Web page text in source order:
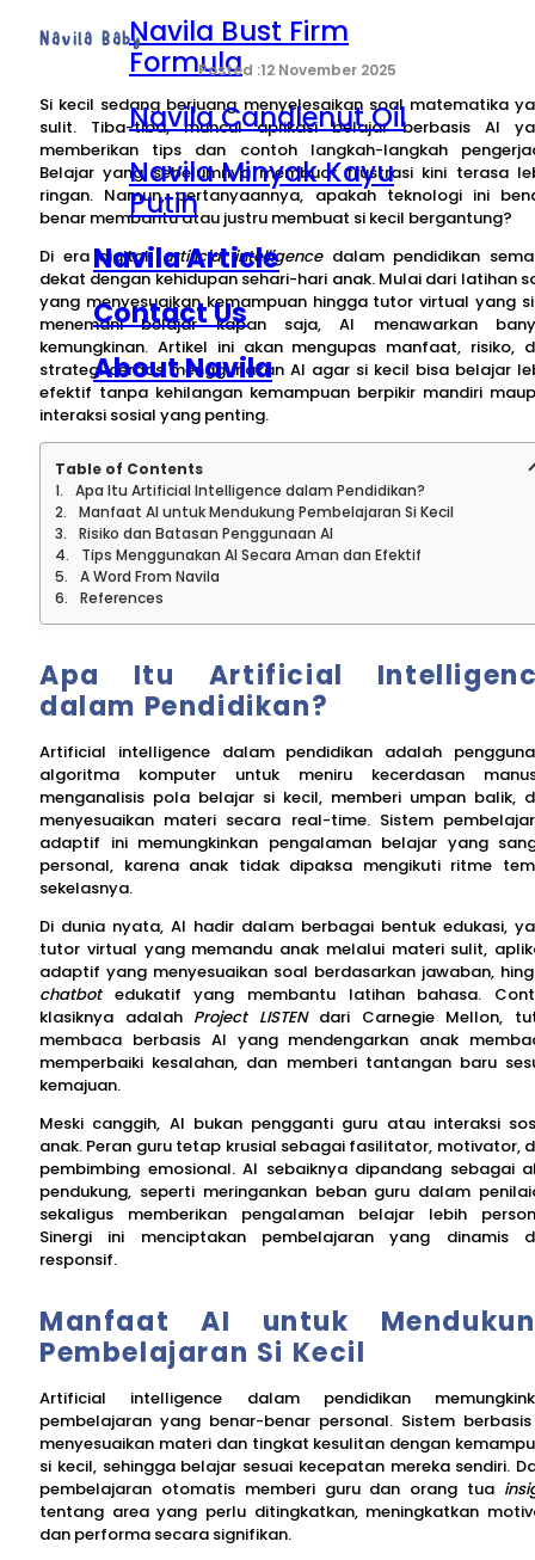
Navila Bust Firm
Formula
Navila Candlenut Oil
Navila Minyak Kayu
Putih
Navila Article
Contact Us
About Navila
Navila Baby
12 November 2025
Si kecil sedang berjuang menyelesaikan soal matematika
sulit. Tiba-tiba, muncul aplikasi belajar berbasis AI
memberikan tips dan contoh langkah-langkah
Belajar yang sebelumnya membuat frustrasi kini terasa
ringan. Namun, pertanyaannya, apakah teknologi ini
benar membantu atau justru membuat si kecil bergantung?
Di era digital, artificial intelligencedalam pendidikan
dekat dengan kehidupan sehari-hari anak. Mulai dari latihan
yang menyesuaikan kemampuan hingga tutor virtual yang
menemani belajar kapan saja, AI menawarkan
kemungkinan. Artikel ini akan mengupas manfaat, risiko,
strategi cerdas menggunakan AI agar si kecil bisa belajar
efektif tanpa kehilangan kemampuan berpikir mandiri
interaksi sosial yang penting.
Table of Contents
Apa Itu Artificial Intelligence dalam Pendidikan?
Manfaat AI untuk Mendukung Pembelajaran Si Kecil
Risiko dan Batasan Penggunaan AI
Tips Menggunakan AI Secara Aman dan Efektif
A Word From Navila
References
Apa Itu Artificial
dalam Pendidikan?
Artificial intelligence dalam pendidikan adalah
algoritma komputer untuk meniru kecerdasan
menganalisis pola belajar si kecil, memberi umpan balik,
menyesuaikan materi secara real-time. Sistem
adaptif ini memungkinkan pengalaman belajar yang
personal, karena anak tidak dipaksa mengikuti ritme
sekelasnya.
Di dunia nyata, AI hadir dalam berbagai bentuk edukasi,
tutor virtual yang memandu anak melalui materi sulit,
adaptif yang menyesuaikan soal berdasarkan jawaban,
chatbotedukatif yang membantu latihan bahasa.
klasiknya adalah Project LISTENdari Carnegie Mellon,
membaca berbasis AI yang mendengarkan anak
memperbaiki kesalahan, dan memberi tantangan baru
kemajuan.
Meski canggih, AI bukan pengganti guru atau interaksi
anak. Peran guru tetap krusial sebagai fasilitator, motivator,
pembimbing emosional. AI sebaiknya dipandang sebagai
pendukung, seperti meringankan beban guru dalam
sekaligus memberikan pengalaman belajar lebih
Sinergi ini menciptakan pembelajaran yang dinamis
responsif.
Manfaat AI untuk
Pembelajaran Si Kecil
Artificial intelligence dalam pendidikan
pembelajaran yang benar-benar personal. Sistem
menyesuaikan materi dan tingkat kesulitan dengan
si kecil, sehingga belajar sesuai kecepatan mereka sendiri.
pembelajaran otomatis memberi guru dan orang tua
tentang area yang perlu ditingkatkan, meningkatkan
dan performa secara signifikan.